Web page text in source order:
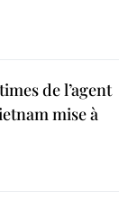
de l’agent
mise à